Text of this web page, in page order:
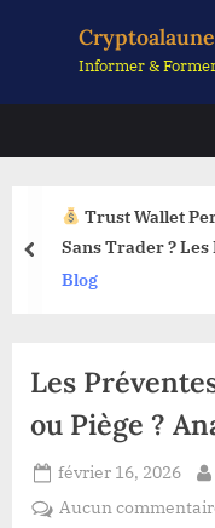
Cryptoalaune
Informer &
Trust Wallet
Sans Trader ?
Blog
prev
Les
ou Piège ?
Posted
on
février 16, 2026
Aucun